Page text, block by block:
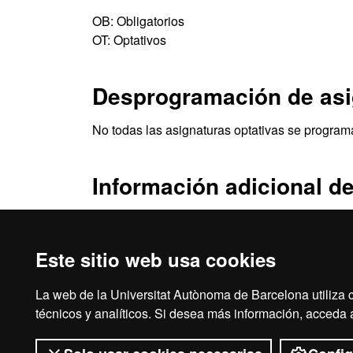
Este sitio web usa cookies
La web de la Universitat Autònoma de Barcelona utiliza
técnicos y analíticos. Si desea más información, acceda
OB: Obligatorios
OT: Optativos
Desprogramación de
No todas las asignaturas optativas se
Información adicional
Aviso legal